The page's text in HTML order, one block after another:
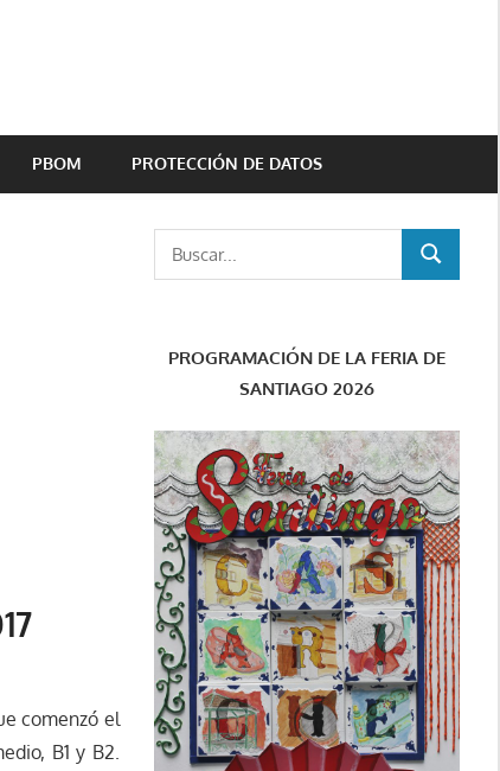
PBOM PROTECCIÓN DE DATOS
comenzó el
B1 y B2.
BUSCAR
PROGRAMACIÓN DE LA FERIA DE
SANTIAGO 2026